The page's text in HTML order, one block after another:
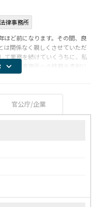
律事務所
ほど前になります。その間、良
は関係なく親しくさせていただ
て業務を続けていくうちに、私
く扱う事務所への移籍を真剣に
、佐藤さんから偶々ベストタイ
官公庁/企業